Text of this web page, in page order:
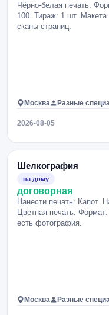
Чёрно-белая печать.
100. Тираж: 1 шт.
сканы страниц.
Москва Разные
2026-08-05
Шелкография
на дому
договорная
Нанести печать: Капот.
Цветная печать.
есть фотография.
Москва Разные